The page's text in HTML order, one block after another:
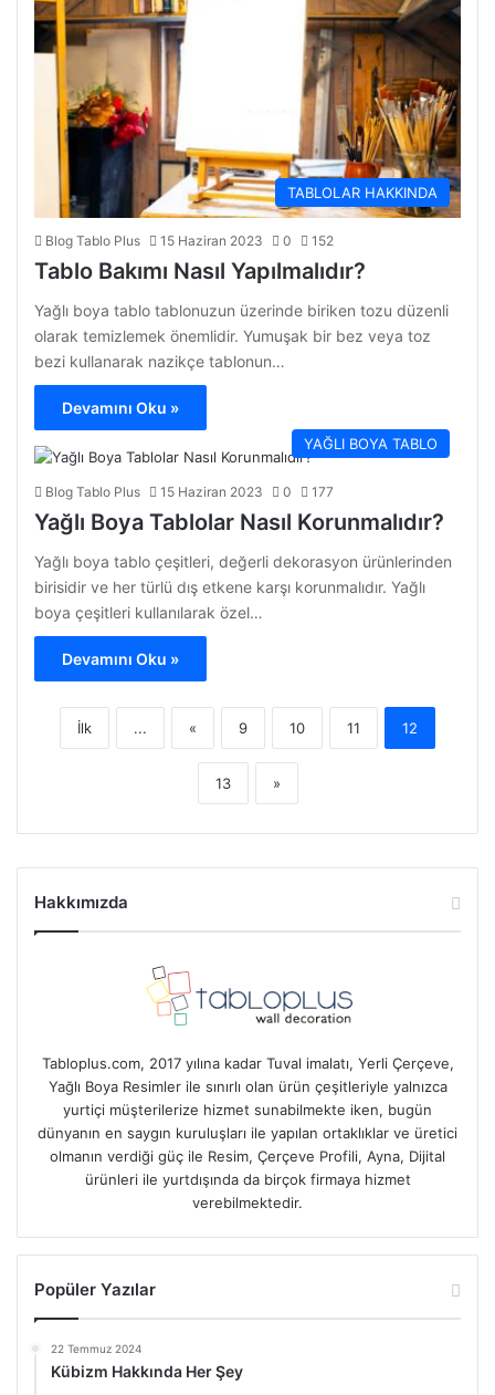
TABLOLAR HAKKINDA
Blog Tablo Plus 15 Haziran 2023 0 152
Tablo Bakımı Nasıl Yapılmalıdır?
Yağlı boya tablo tablonuzun üzerinde biriken tozu düzenli
olarak temizlemek önemlidir. Yumuşak bir bez veya toz
bezi kullanarak nazikçe tablonun…
Devamını Oku »
YAĞLI BOYA TABLO
Blog Tablo Plus 15 Haziran 2023 0 177
Yağlı Boya Tablolar Nasıl Korunmalıdır?
Yağlı boya tablo çeşitleri, değerli dekorasyon ürünlerinden
birisidir ve her türlü dış etkene karşı korunmalıdır. Yağlı
boya çeşitleri kullanılarak özel…
Devamını Oku »
İlk ... « 9 10 11 12
13 »
Hakkımızda
Tabloplus.com, 2017 yılına kadar Tuval imalatı, Yerli Çerçeve,
Yağlı Boya Resimler ile sınırlı olan ürün çeşitleriyle yalnızca
yurtiçi müşterilerize hizmet sunabilmekte iken, bugün
dünyanın en saygın kuruluşları ile yapılan ortaklıklar ve üretici
olmanın verdiği güç ile Resim, Çerçeve Profili, Ayna, Dijital
ürünleri ile yurtdışında da birçok firmaya hizmet
verebilmektedir.
Popüler Yazılar
22 Temmuz 2024
Kübizm Hakkında Her Şey